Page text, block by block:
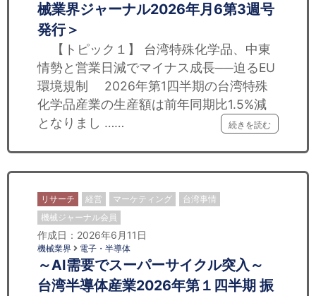
械業界ジャーナル2026年月6第3週号
発行＞
【トピック１】 台湾特殊化学品、中東
情勢と営業日減でマイナス成長──迫るEU
環境規制 2026年第1四半期の台湾特殊
化学品産業の生産額は前年同期比1.5%減
となりまし ……
続きを読む
リサーチ 経営 マーケティング
台湾事情
機械ジャーナル会員
作成日：2026年6月11日
機械業界 電子・半導体
～AI需要でスーパーサイクル突入～
台湾半導体産業2026年第１四半期 振